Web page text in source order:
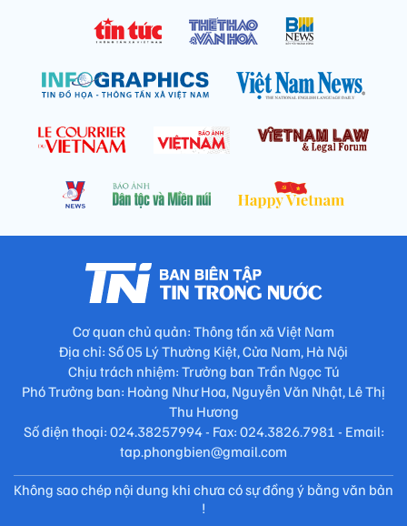
Cơ quan chủ quản: Thông tấn xã Việt Nam
Địa chỉ: Số 05 Lý Thường Kiệt, Cửa Nam, Hà Nội
Chịu trách nhiệm: Trưởng ban Trần Ngọc Tú
Phó Trưởng ban: Hoàng Như Hoa, Nguyễn Văn Nhật, Lê Thị
Thu Hương
Số điện thoại: 024.38257994 - Fax: 024.3826.7981 - Email:
tap.phongbien@gmail.com
Không sao chép nội dung khi chưa có sự đồng ý bằng văn bản
!